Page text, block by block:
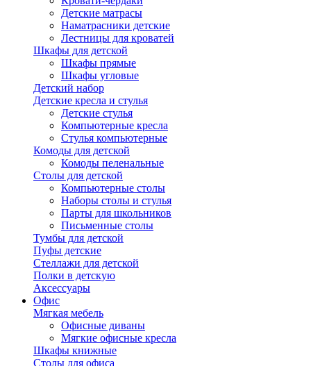
Детские матрасы
Наматрасники детские
Лестницы для кроватей
Шкафы для детской
Шкафы прямые
Шкафы угловые
Детский набор
Детские кресла и стулья
Детские стулья
Компьютерные кресла
Стулья компьютерные
Комоды для детской
Комоды пеленальные
Столы для детской
Компьютерные столы
Наборы столы и стулья
Парты для школьников
Письменные столы
Тумбы для детской
Пуфы детские
Стеллажи для детской
Полки в детскую
Аксессуары
Офис
Мягкая мебель
Офисные диваны
Мягкие офисные кресла
Шкафы книжные
Столы для офиса